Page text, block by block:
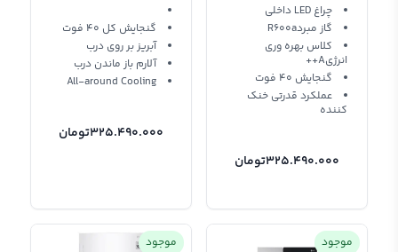
RB34T670FSAچراغ LED داخلی
گاز مبردR600a
کلاس بهره وری
انرژیA++
گنجایش 40 فوت
عملکرد قدرتی خنک
کننده
325.490.000تومان
RR39M73407F/RZ32M71207F
گنجایش کل 40 فوت
آبریز بر روی درب
آلارم باز ماندن درب
All-around Cooling
325.490.000تومان
موجود موجود